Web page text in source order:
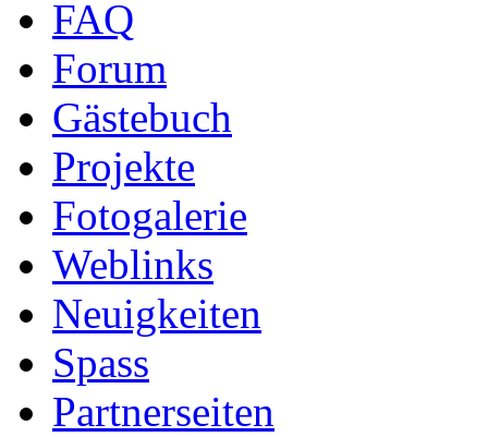
FAQ
Forum
Gästebuch
Projekte
Fotogalerie
Weblinks
Neuigkeiten
Spass
Partnerseiten